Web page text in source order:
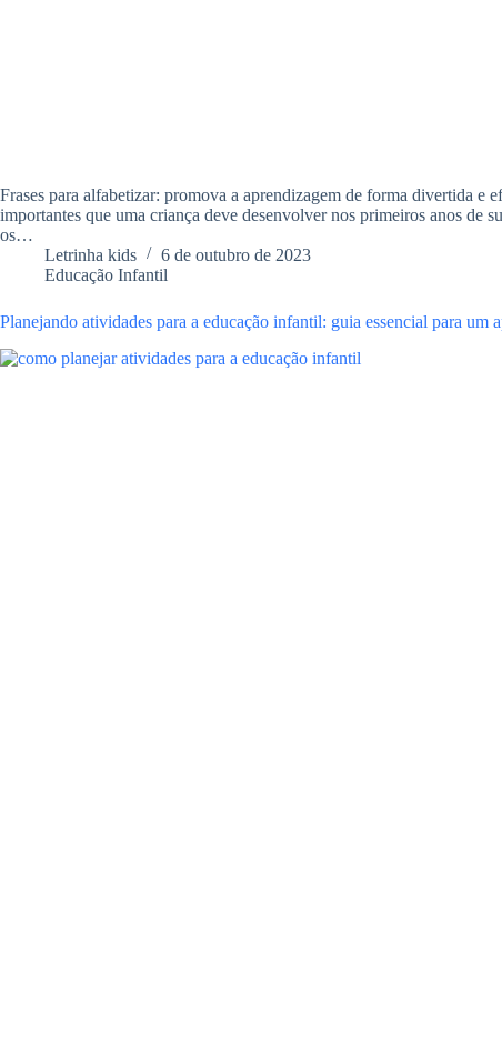
Frases para alfabetizar: promova a aprendizagem de forma divertida e
importantes que uma criança deve desenvolver nos primeiros anos de
os…
Letrinha kids
6 de outubro de 2023
Educação Infantil
Planejando atividades para a educação infantil: guia essencial para um